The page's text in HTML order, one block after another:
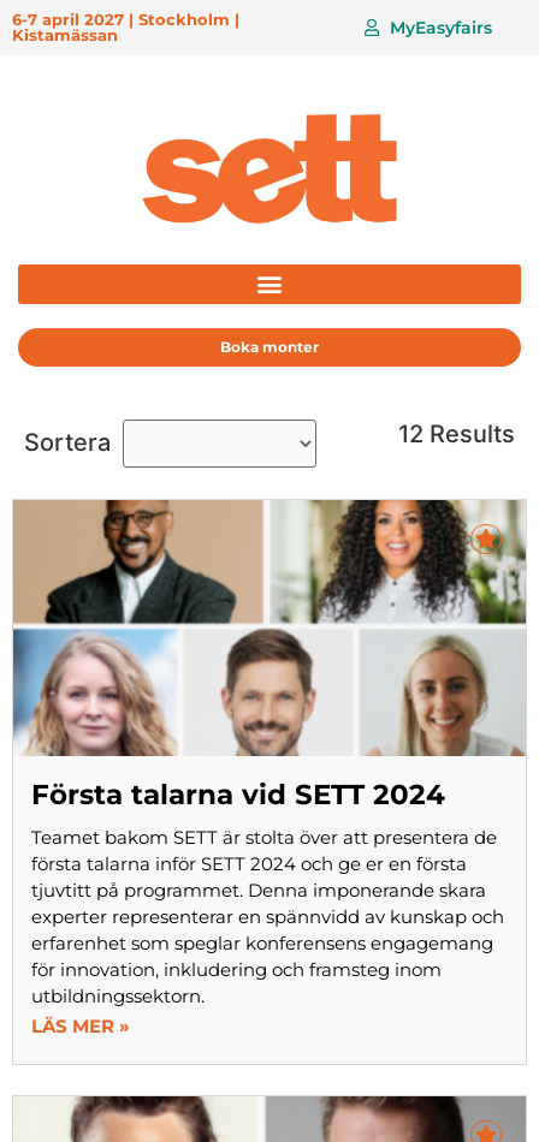
6-7 april 2027 | Stockholm |
Kistamässan
MyEasyfairs
Boka monter
Sortera 12 Results
Första talarna vid SETT 2024
Teamet bakom SETT är stolta över att presentera de
första talarna inför SETT 2024 och ge er en första
tjuvtitt på programmet. Denna imponerande skara
experter representerar en spännvidd av kunskap och
erfarenhet som speglar konferensens engagemang
för innovation, inkludering och framsteg inom
utbildningssektorn.
LÄS MER »